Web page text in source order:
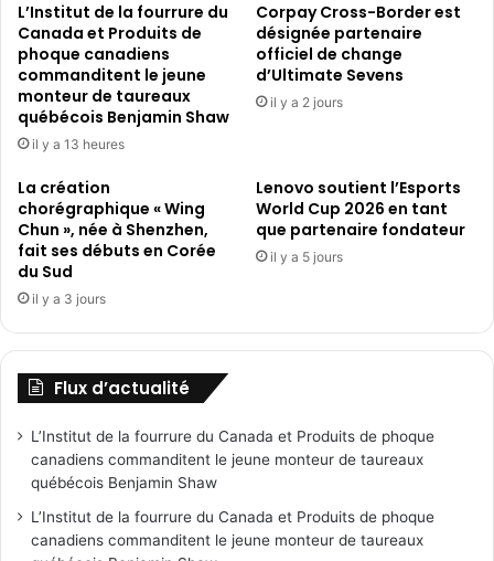
L’Institut de la fourrure du
Canada et Produits de
phoque canadiens
commanditent le jeune
monteur de taureaux
québécois Benjamin Shaw
il y a 13 heures
Corpay Cross-Border est
désignée partenaire
officiel de change
d’Ultimate Sevens
il y a 2 jours
La création
chorégraphique « Wing
Chun », née à Shenzhen,
fait ses débuts en Corée
du Sud
il y a 3 jours
Lenovo soutient l’Esports
World Cup 2026 en tant
que partenaire fondateur
il y a 5 jours
Flux d’actualité
L’Institut de la fourrure du Canada et Produits de phoque
canadiens commanditent le jeune monteur de taureaux
québécois Benjamin Shaw
L’Institut de la fourrure du Canada et Produits de phoque
canadiens commanditent le jeune monteur de taureaux